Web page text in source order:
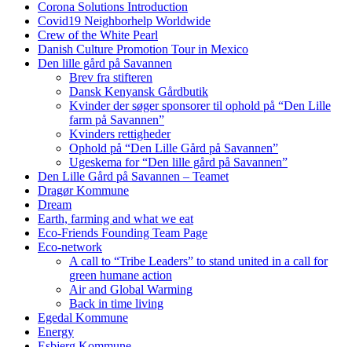
Corona Solutions Introduction
Covid19 Neighborhelp Worldwide
Crew of the White Pearl
Danish Culture Promotion Tour in Mexico
Den lille gård på Savannen
Brev fra stifteren
Dansk Kenyansk Gårdbutik
Kvinder der søger sponsorer til ophold på “Den Lille
farm på Savannen”
Kvinders rettigheder
Ophold på “Den Lille Gård på Savannen”
Ugeskema for “Den lille gård på Savannen”
Den Lille Gård på Savannen – Teamet
Dragør Kommune
Dream
Earth, farming and what we eat
Eco-Friends Founding Team Page
Eco-network
A call to “Tribe Leaders” to stand united in a call for
green humane action
Air and Global Warming
Back in time living
Egedal Kommune
Energy